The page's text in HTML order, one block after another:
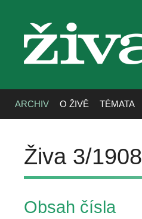
živa
ARCHIV O ŽIVĚ TÉMATA
Živa 3/1908
Obsah čísla